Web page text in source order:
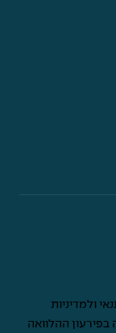
ולמדיניות
ההלוואה